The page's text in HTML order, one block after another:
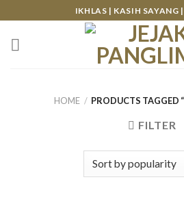
to
content
IKHLAS | KASIH SAYANG
HOME / PRODUCTS TAGGED
FILTER